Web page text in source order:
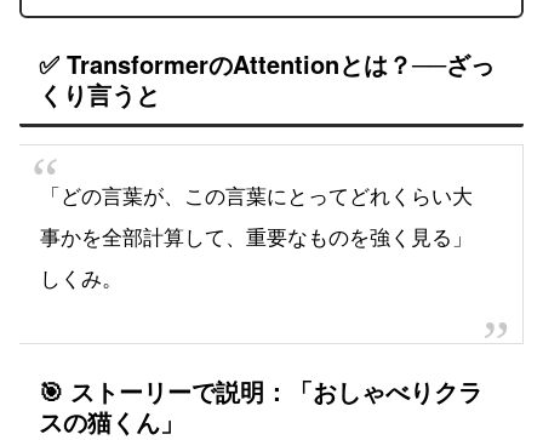
✅ TransformerのAttentionとは？──ざっ
くり言うと
「どの言葉が、この言葉にとってどれくらい大
事かを全部計算して、重要なものを強く見る」
しくみ。
🎯 ストーリーで説明：「おしゃべりクラ
スの猫くん」